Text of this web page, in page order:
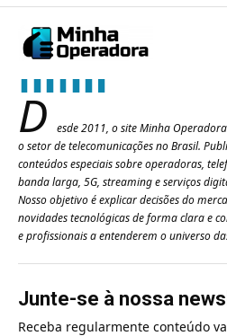
D
esde 2011, o site Minha
o setor de telecomunicações no Brasil.
conteúdos especiais sobre operadoras,
banda larga, 5G, streaming e serviços
Nosso objetivo é explicar decisões do
novidades tecnológicas de forma clara e
e profissionais a entenderem o universo
Junte-se à nossa
Receba regularmente conteúdo